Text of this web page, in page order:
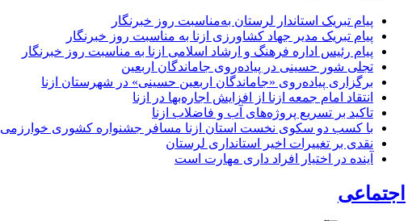
پیام تبریک استاندار لرستان به‌مناسبت روز خبرنگار
پیام تبریک مدیر جهاد کشاورزی ازنا به مناسبت روز خبرنگار
پیام رئیس اداره فرهنگ و ارشاد اسلامی ازنا به مناسبت روز خبرنگار
تجلی شور حسینی در پیاده‌روی جاماندگان اربعین
برگزاری پیاده‌روی «جاماندگان اربعین حسینی» در شهرستان ازنا
انتقاد امام جمعه ازنا از افزایش اجاره‌بها در ازنا
تاکید بر تسریع پروژه‌های آب و فاضلاب ازنا
با کسب دو سکوی نخست استان ازنا مسافر جشنواره کشوری خوارزمی
نقدی بر تغییرات اخیر استانداری لرستان
آینده در اختیار افراد داری مهارت است
اجتماعی